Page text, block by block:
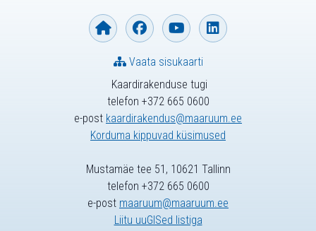
Kaardirakenduse tugi
telefon +372 665 0600
e-post kaardirakendus@maaruum.ee
Korduma kippuvad küsimused
Vaata sisukaarti
Mustamäe tee 51, 10621 Tallinn
telefon +372 665 0600
e-post maaruum@maaruum.ee
Liitu uuGISed listiga